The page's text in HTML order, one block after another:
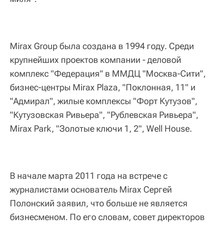
Mirax Group была создана в 1994 году. Среди
крупнейших проектов компании - деловой
комплекс "Федерация" в ММДЦ "Москва-Сити",
бизнес-центры Mirax Plaza, "Поклонная, 11" и
"Адмирал", жилые комплексы "Форт Кутузов",
"Кутузовская Ривьера", "Рублевская Ривьера",
Mirax Park, "Золотые ключи 1, 2", Well House.
В начале марта 2011 года на встрече с
журналистами основатель Mirax Сергей
Полонский заявил, что больше не является
бизнесменом. По его словам, совет директоров